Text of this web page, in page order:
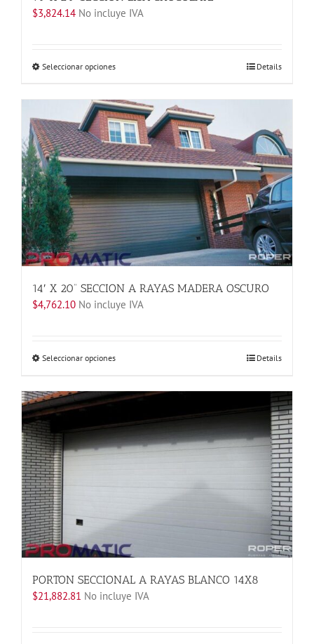
$3,824.14 No incluye IVA
Seleccionar opcionesEste
tiene
múltiples
variantes.
Las
opciones
se
elegir
en
la
página
de
producto
Details
14′ X 20” SECCION A RAYAS MADERA OSCURO
$4,762.10 No incluye IVA
Seleccionar opcionesEste
tiene
múltiples
variantes.
Las
opciones
página
de
producto
Details
PORTON SECCIONAL A RAYAS BLANCO 14X8
$21,882.81 No incluye IVA